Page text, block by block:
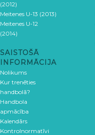
(2012)
Meitenes U-13 (2013)
Meitenes U-12
(2014)
SAISTOŠĀ
INFORMĀCIJA
Nolikums
Kur trenēties
handbolā?
Handbola
apmācība
Kalendārs
Kontrolnormatīvi